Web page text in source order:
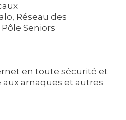
Réseau des
Seniors
en toute sécurité et
arnaques et autres